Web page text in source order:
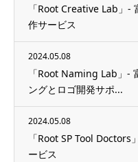
「Root Creative Lab」-
作サービス
2024.05.08
「Root Naming Lab」-
ングとロゴ開発サポ...
2024.05.08
「Root SP Tool
ービス